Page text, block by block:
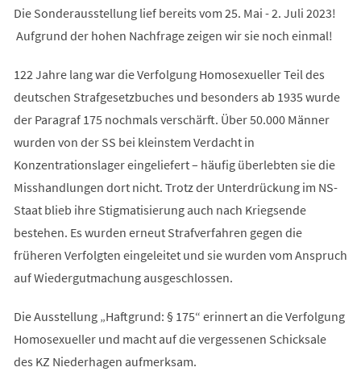
Die Sonderausstellung lief bereits vom 25. Mai - 2. Juli 2023!
Aufgrund der hohen Nachfrage zeigen wir sie noch einmal!
122 Jahre lang war die Verfolgung Homosexueller Teil des
deutschen Strafgesetzbuches und besonders ab 1935 wurde
der Paragraf 175 nochmals verschärft. Über 50.000 Männer
wurden von der SS bei kleinstem Verdacht in
Konzentrationslager eingeliefert – häufig überlebten sie die
Misshandlungen dort nicht. Trotz der Unterdrückung im NS-
Staat blieb ihre Stigmatisierung auch nach Kriegsende
bestehen. Es wurden erneut Strafverfahren gegen die
früheren Verfolgten eingeleitet und sie wurden vom Anspruch
auf Wiedergutmachung ausgeschlossen.
Die Ausstellung „Haftgrund: § 175“ erinnert an die Verfolgung
Homosexueller und macht auf die vergessenen Schicksale
des KZ Niederhagen aufmerksam.